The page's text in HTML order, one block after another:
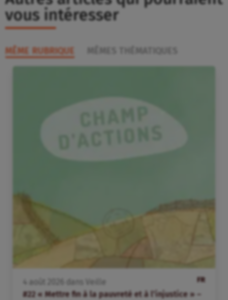
vous intéresser
MÊME RUBRIQUE
FR
août dans
Veille
#22 « Mettre fin à la pauvreté et à l’injustice » –